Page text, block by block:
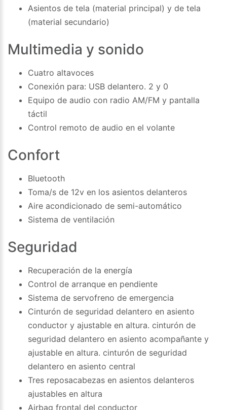
Asientos de tela (material principal) y de tela
(material secundario)
Multimedia y sonido
Cuatro altavoces
Conexión para: USB delantero. 2 y 0
Equipo de audio con radio AM/FM y pantalla
táctil
Control remoto de audio en el volante
Confort
Bluetooth
Toma/s de 12v en los asientos delanteros
Aire acondicionado de semi-automático
Sistema de ventilación
Seguridad
Recuperación de la energía
Control de arranque en pendiente
Sistema de servofreno de emergencia
Cinturón de seguridad delantero en asiento
conductor y ajustable en altura. cinturón de
seguridad delantero en asiento acompañante y
ajustable en altura. cinturón de seguridad
delantero en asiento central
Tres reposacabezas en asientos delanteros
ajustables en altura
Airbag frontal del conductor